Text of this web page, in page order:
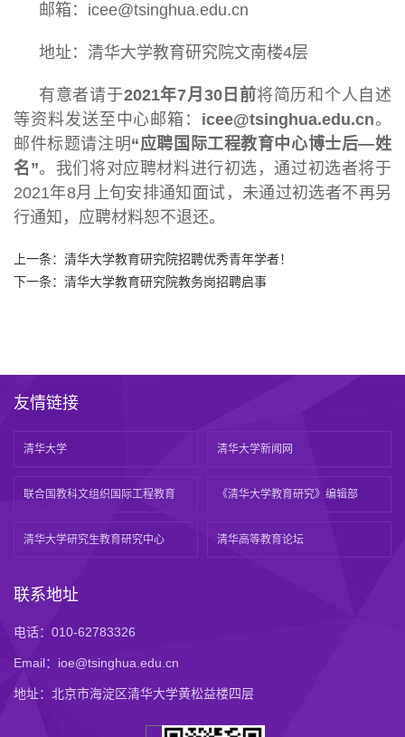
邮箱：icee@tsinghua.edu.cn
地址：清华大学教育研究院文南楼4层
有意者请于2021年7月30日前将简历和个人自述
等资料发送至中心邮箱： icee@tsinghua.edu.cn。
邮件标题请注明“应聘国际工程教育中心博士后—姓
名”。我们将对应聘材料进行初选，通过初选者将于
2021年8月上旬安排通知面试，未通过初选者不再另
行通知，应聘材料恕不退还。
上一条： 清华大学教育研究院招聘优秀青年学者！
下一条： 清华大学教育研究院教务岗招聘启事
友情链接
清华大学 清华大学新闻网
联合国教科文组织国际工程教育 《清华大学教育研究》编辑部
清华大学研究生教育研究中心 清华高等教育论坛
联系地址
电话：010-62783326
Email：ioe@tsinghua.edu.cn
地址：北京市海淀区清华大学黄松益楼四层